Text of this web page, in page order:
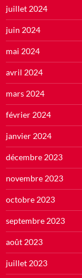
juillet 2024
juin 2024
mai 2024
avril 2024
mars 2024
février 2024
janvier 2024
décembre 2023
novembre 2023
octobre 2023
septembre 2023
août 2023
juillet 2023